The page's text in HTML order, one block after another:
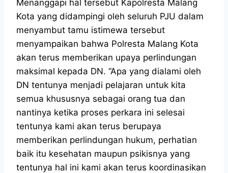
Menanggapi hal tersebut Kapolresta Malang
Kota yang didampingi oleh seluruh PJU dalam
menyambut tamu istimewa tersebut
menyampaikan bahwa Polresta Malang Kota
akan terus memberikan upaya perlindungan
maksimal kepada DN. “Apa yang dialami oleh
DN tentunya menjadi pelajaran untuk kita
semua khususnya sebagai orang tua dan
nantinya ketika proses perkara ini selesai
tentunya kami akan terus berupaya
memberikan perlindungan hukum, perhatian
baik itu kesehatan maupun psikisnya yang
tentunya hal ini kami akan terus koordinasikan